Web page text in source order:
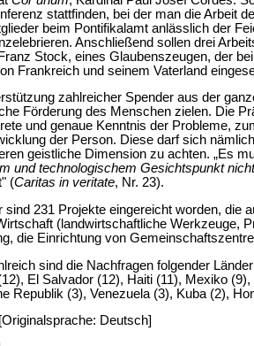
stattfinden, bei der man die Arbeit
beim Pontifikalamt anlässlich der
Anschließend sollen drei
Stock, eines Glaubenszeugen, der
Frankreich und seinem Vaterland
zahlreicher Spender aus der
Förderung des Menschen zielen. Die
und genaue Kenntnis der Probleme,
der Person. Diese darf sich
geistliche Dimension zu achten. „Es
und technologischem Gesichtspunkt
(Caritas in veritate, Nr. 23).
sind 231 Projekte eingereicht worden,
(landwirtschaftliche Werkzeuge,
die Einrichtung von
sind die Nachfragen folgender
El Salvador (12), Haiti (11), Mexiko
Republik (3), Venezuela (3), Kuba (2),
Deutsch]